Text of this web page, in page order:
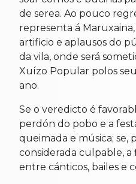
de serea. Ao pouco
representa á
artificio e aplausos do
da vila, onde será
Xuízo Popular polos
ano.
Se o veredicto é
perdón do pobo e a
queimada e música; se,
considerada culpable,
entre cánticos, bailes e